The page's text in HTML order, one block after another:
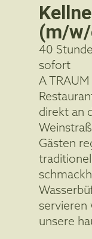
(m/
40
sofort
A
direkt an
Gästen
servieren
unsere